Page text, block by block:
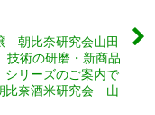
比奈研究会山田
術の研磨・新商品
シリーズのご案内で
比奈酒米研究会 山